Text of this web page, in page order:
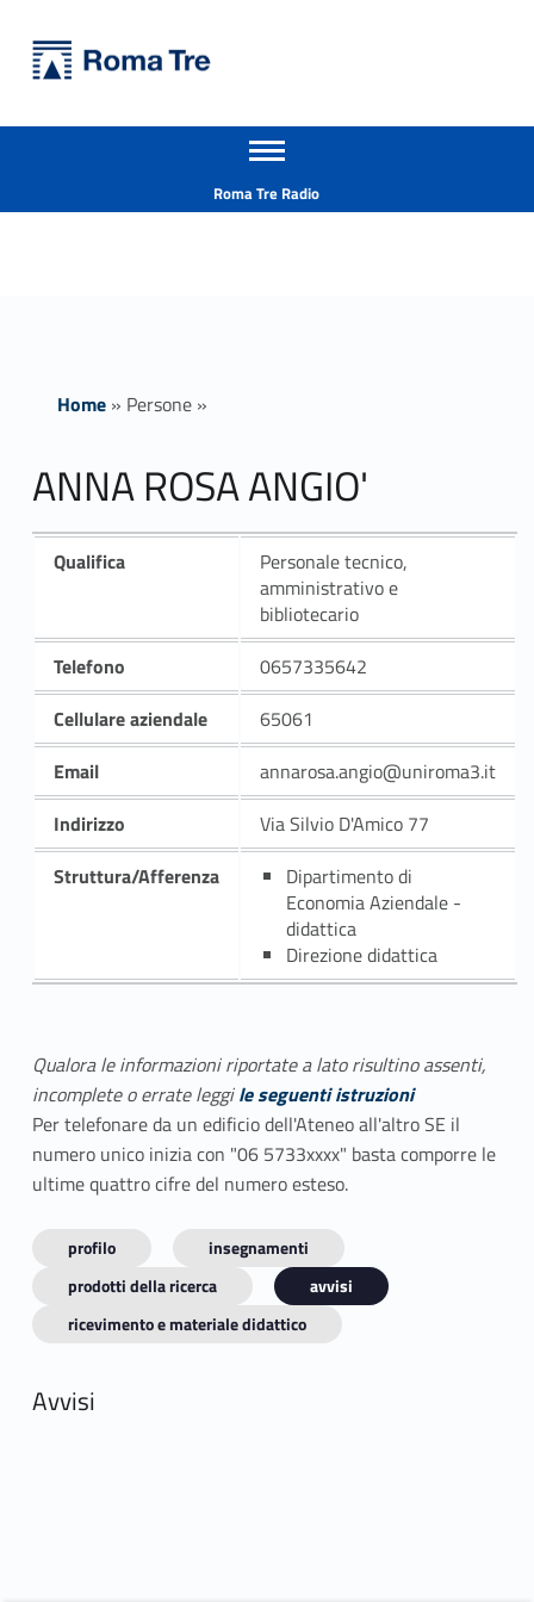
ANNA ROSA ANGIO' - Università Roma Tre
Apri il menu secondario
Roma Tre Radio
Home» Persone»
ANNA ROSA ANGIO'
Qualifica
Personale tecnico,
amministrativo e
bibliotecario
Telefono
0657335642
Cellulare aziendale
65061
Email
annarosa.angio@uniroma3.it
Indirizzo
Via Silvio D'Amico 77
Struttura/Afferenza
Dipartimento di
Economia Aziendale -
didattica
Direzione didattica
Qualora le informazioni riportate a lato risultino assenti,
incomplete o errate leggile seguenti istruzioni
Per telefonare da un edificio dell'Ateneo all'altro SE il
numero unico inizia con "06 5733xxxx" basta comporre le
ultime quattro cifre del numero esteso.
profilo
insegnamenti
prodotti della ricerca
avvisi
ricevimento e materiale didattico
Avvisi